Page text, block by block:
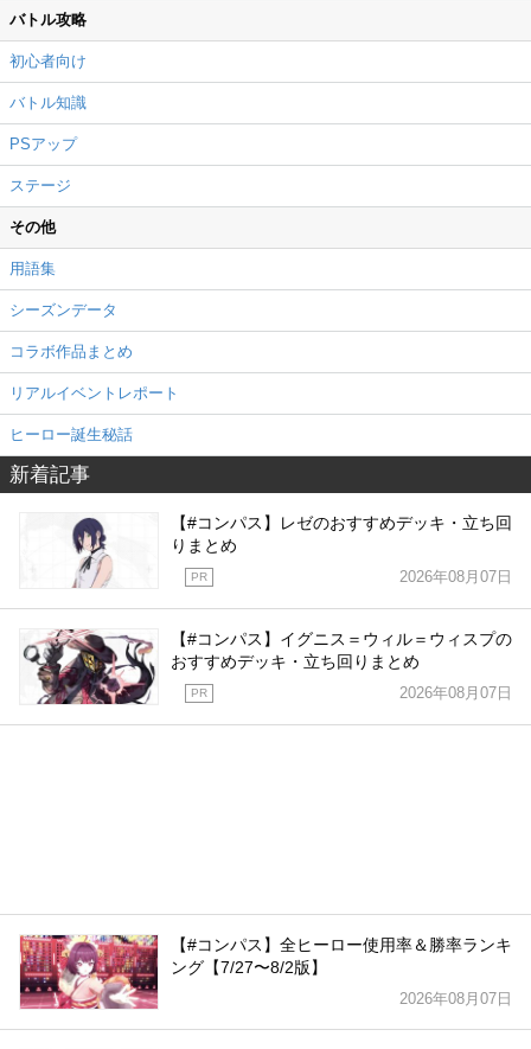
バトル攻略
初心者向け
バトル知識
PSアップ
ステージ
その他
用語集
シーズンデータ
コラボ作品まとめ
リアルイベントレポート
ヒーロー誕生秘話
新着記事
【#コンパス】レゼのおすすめデッキ・立ち回
りまとめ
2026年08月07日
PR
【#コンパス】イグニス＝ウィル＝ウィスプの
おすすめデッキ・立ち回りまとめ
2026年08月07日
PR
【#コンパス】全ヒーロー使用率＆勝率ランキ
ング【7/27〜8/2版】
2026年08月07日